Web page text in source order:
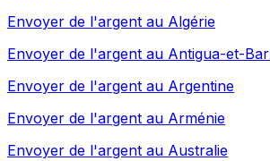
Envoyer de l'argent au Algérie
Envoyer de l'argent au Antigua-et-
Envoyer de l'argent au Argentine
Envoyer de l'argent au Arménie
Envoyer de l'argent au Australie